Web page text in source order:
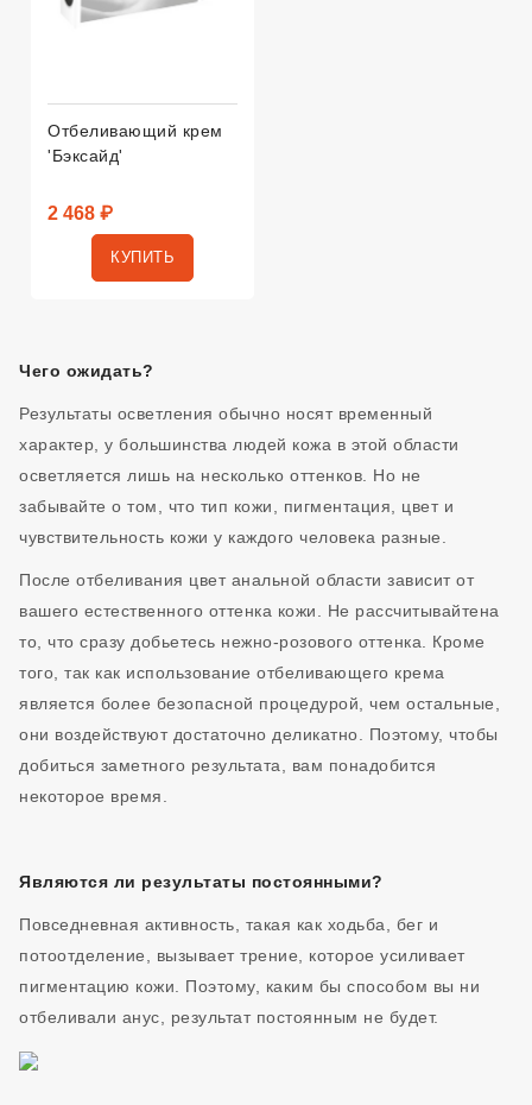
Отбеливающий крем
'Бэксайд'
2 468 ₽
КУПИТЬ
Чего ожидать?
Результаты осветления обычно носят временный
характер, у большинства людей кожа в этой области
осветляется лишь на несколько оттенков. Но не
забывайте о том, что тип кожи, пигментация, цвет и
чувствительность кожи у каждого человека разные.
После отбеливания цвет анальной области зависит от
вашего естественного оттенка кожи. Не рассчитывайтена
то, что сразу добьетесь нежно-розового оттенка. Кроме
того, так как использование отбеливающего крема
является более безопасной процедурой, чем остальные,
они воздействуют достаточно деликатно. Поэтому, чтобы
добиться заметного результата, вам понадобится
некоторое время.
Являются ли результаты постоянными?
Повседневная активность, такая как ходьба, бег и
потоотделение, вызывает трение, которое усиливает
пигментацию кожи. Поэтому, каким бы способом вы ни
отбеливали анус, результат постоянным не будет.